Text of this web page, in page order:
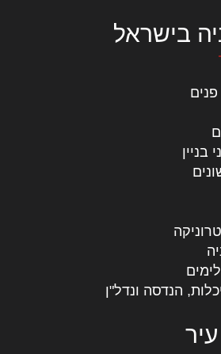
בישראל
בניין
הנדסה ונדל"ן